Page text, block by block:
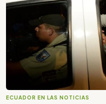
ECUADOR EN LAS NOTICIAS